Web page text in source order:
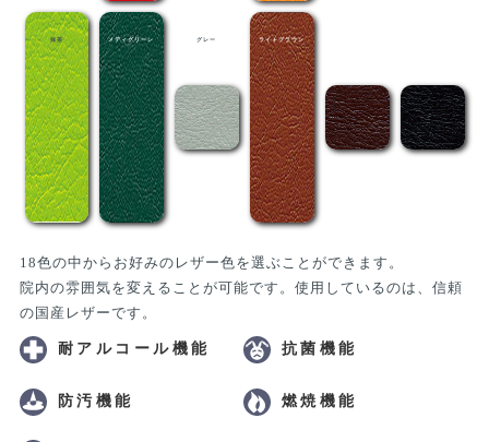
抹茶 メディグリーン グレー ライトブラウン
18色の中からお好みのレザー色を選ぶことができます。
院内の雰囲気を変えることが可能です。使用しているのは、信頼
の国産レザーです。
耐アルコール機能 抗菌機能
防汚機能 燃焼機能